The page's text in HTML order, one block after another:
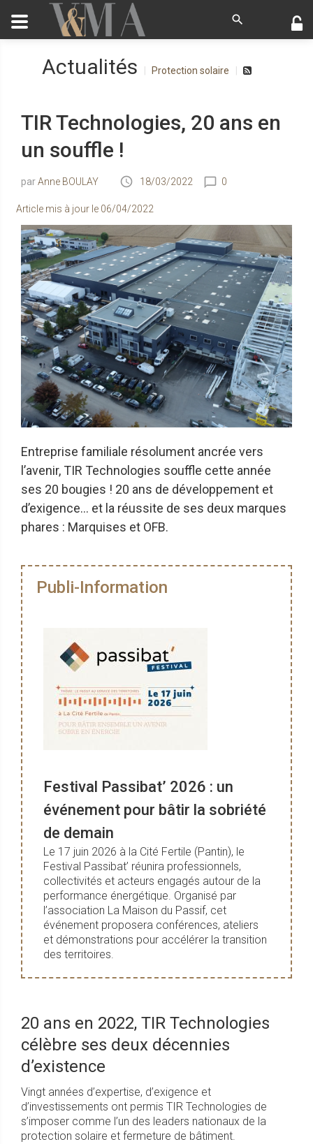
Actualités Protection solaire
TIR Technologies, 20 ans en
un souffle !
Anne BOULAY 18/03/2022 0
Article mis à jour le 06/04/2022
Entreprise familiale résolument ancrée vers
l’avenir, TIR Technologies souffle cette année
ses 20 bougies ! 20 ans de développement et
d’exigence… et la réussite de ses deux marques
phares : Marquises et OFB.
Publi-Information
Festival Passibat’ 2026 : un
événement pour bâtir la sobriété
de demain
Le 17 juin 2026 à la Cité Fertile (Pantin), le
Festival Passibat’ réunira professionnels,
collectivités et acteurs engagés autour de la
performance énergétique. Organisé par
l’association La Maison du Passif, cet
événement proposera conférences, ateliers
et démonstrations pour accélérer la transition
des territoires.
20 ans en 2022, TIR Technologies
célèbre ses deux décennies
d’existence
Vingt années d’expertise, d’exigence et
d’investissements ont permis TIR Technologies de
s’imposer comme l’un des leaders nationaux de la
protection solaire et fermeture de bâtiment.